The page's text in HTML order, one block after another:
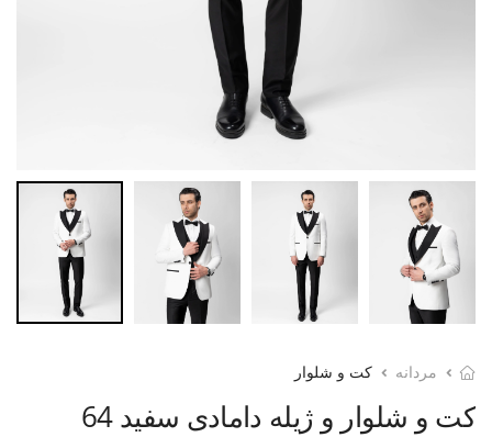
مردانه کت و شلوار
کت و شلوار و ژیله دامادی سفید 64